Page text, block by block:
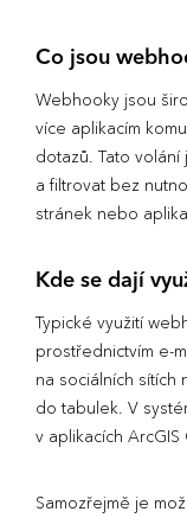
Co jsou
Webhooky jsou
více aplikacím
dotazů. Tato
a filtrovat bez
stránek nebo
Kde se dají
Typické využití
prostřednictvím e-
na sociálních sítích
do tabulek. V
v aplikacích
Samozřejmě je